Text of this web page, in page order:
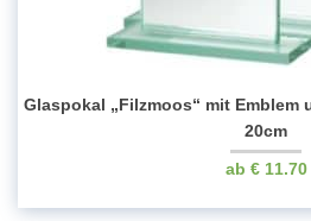
Glaspokal „Filzmoos“ mit Emblem
20cm
€11.70